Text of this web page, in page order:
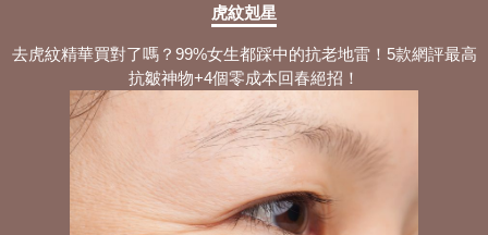
虎紋剋星
去虎紋精華買對了嗎？99%女生都踩中的抗老地雷！5款網評最高
抗皺神物+4個零成本回春絕招！